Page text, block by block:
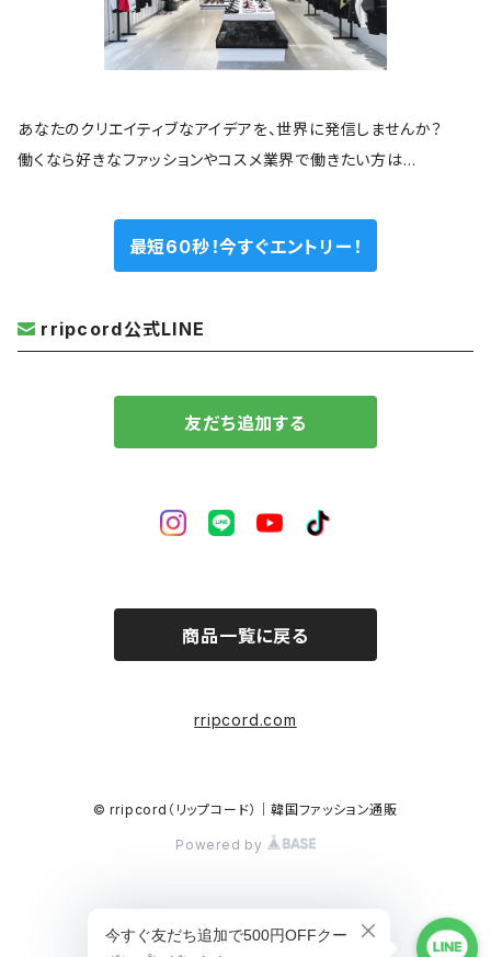
あなたのクリエイティブなアイデアを、世界に発信しませんか？
働くなら好きなファッションやコスメ業界で働きたい方は…
最短60秒！今すぐエントリー！
rripcord公式LINE
友だち追加する
商品一覧に戻る
rripcord.com
© rripcord（リップコード）｜韓国ファッション通販
Powered by